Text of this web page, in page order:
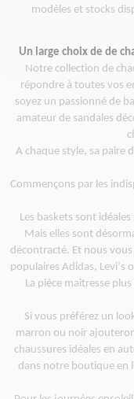
modèles et stocks
Un large choix de de
Notre collection de
répondre à toutes vos
soyez un passionné de
amateur de sandales
A chaque style, sa paire
Commençons par les
Les baskets sont
Mais elles sont
décontracté. Et nous
populaires Adidas, Levi’s
La pièce maîtresse
Si vous préférez un
marron ou noir
chaussures idéales en
dans notre boutique en